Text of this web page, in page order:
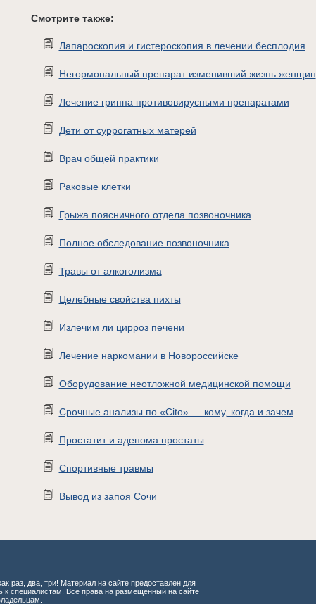
Смотрите также:
Лапароскопия и гистероскопия в лечении бесплодия
Негормональный препарат изменивший жизнь женщин
Лечение гриппа противовирусными препаратами
Дети от суррогатных матерей
Врач общей практики
Раковые клетки
Грыжа поясничного отдела позвоночника
Полное обследование позвоночника
Травы от алкоголизма
Целебные свойства пихты
Излечим ли цирроз печени
Лечение наркомании в Новороссийске
Оборудование неотложной медицинской помощи
Срочные анализы по «Cito» — кому, когда и зачем
Простатит и аденома простаты
Спортивные травмы
Вывод из запоя Сочи
раз, два, три! Материал на сайте предоставлен для
к специалистам. Все права на размещенный на сайте